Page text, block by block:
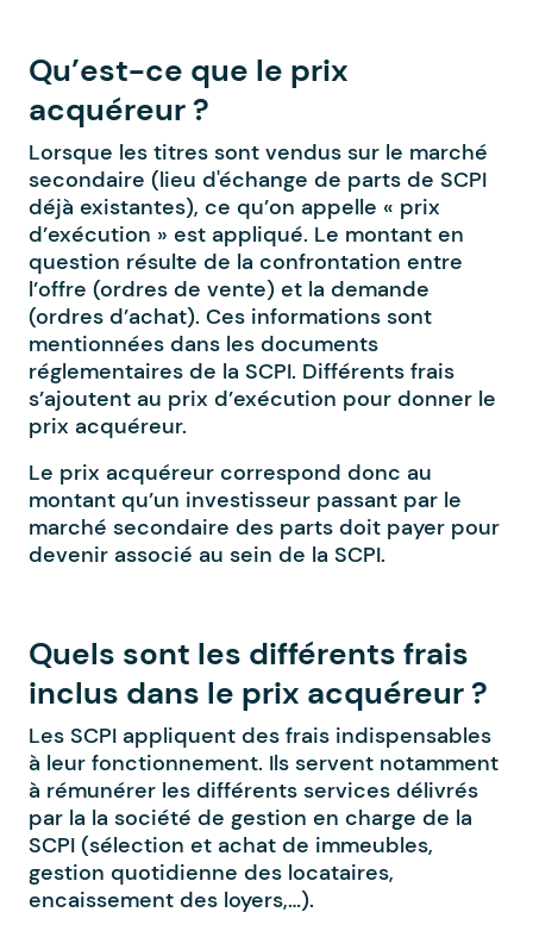
Qu’est-ce que le prix
acquéreur ?
Lorsque les titres sont vendus sur le marché
secondaire (lieu d'échange de parts de SCPI
déjà existantes), ce qu’on appelle « prix
d’exécution » est appliqué. Le montant en
question résulte de la confrontation entre
l’offre (ordres de vente) et la demande
(ordres d’achat). Ces informations sont
mentionnées dans les documents
réglementaires de la SCPI. Différents frais
s’ajoutent au prix d’exécution pour donner le
prix acquéreur.
Le prix acquéreur correspond donc au
montant qu’un investisseur passant par le
marché secondaire des parts doit payer pour
devenir associé au sein de la SCPI.
Quels sont les différents frais
inclus dans le prix acquéreur ?
Les SCPI appliquent des frais indispensables
à leur fonctionnement. Ils servent notamment
à rémunérer les différents services délivrés
par la la société de gestion en charge de la
SCPI (sélection et achat de immeubles,
gestion quotidienne des locataires,
encaissement des loyers,…).